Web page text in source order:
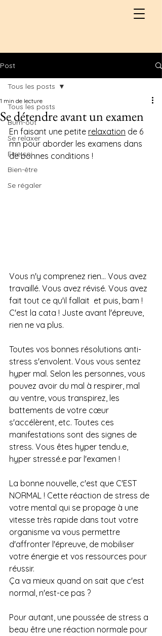
Post
Tous les posts
Burn-out
Se relaxer
Etre soi
Bien-être
Se régaler
Tous les posts
Se détendre avant un examen
1 min de lecture
En faisant une petite relaxation de 6
mn pour aborder les examens dans
de bonnes conditions !
Vous n'y comprenez rien... Vous avez
travaillé. Vous avez révisé. Vous avez
fait tout ce qu'il fallait  et puis, bam !
C'est la cata ! Juste avant l'épreuve,
rien ne va plus.
Toutes vos bonnes résolutions anti-
stress s'envolent. Vous vous sentez
hyper mal. Selon les personnes, vous
pouvez avoir du mal à respirer, mal
au ventre, vous transpirez, les
battements de votre cœur
s'accélèrent, etc. Toutes ces
manifestations sont des signes de
stress. Vous êtes hyper tendu.e,
hyper stressé.e par l'examen !
La bonne nouvelle, c'est que C'EST
NORMAL ! Cette réaction de stress de
votre mental qui se propage à une
vitesse très rapide dans tout votre
organisme va vous permettre
d'affronter l'épreuve, de mobiliser
votre énergie et vos ressources pour
réussir.
Ça va mieux quand on sait que c'est
normal, n'est-ce pas ?
Pour autant, une poussée de stress a
beau être une réaction normale pour